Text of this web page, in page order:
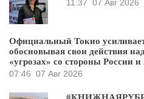
11:37 07 Авг 2026
Официальный Токио
обосновывая свои действия
«угрозах» со стороны России
07:46 07 Авг 2026